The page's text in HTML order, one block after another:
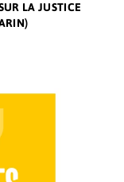
LA JUSTICE